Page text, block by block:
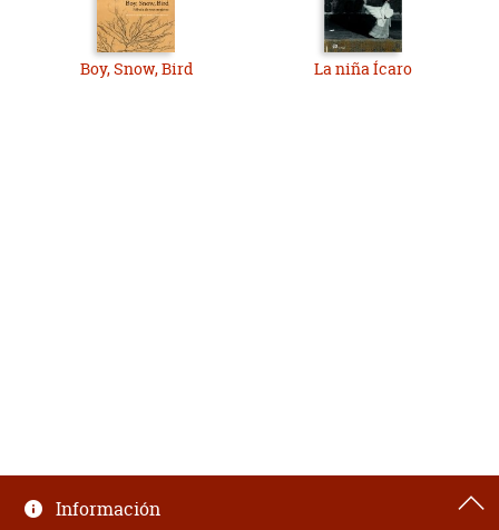
Boy, Snow, Bird La niña Ícaro
Información